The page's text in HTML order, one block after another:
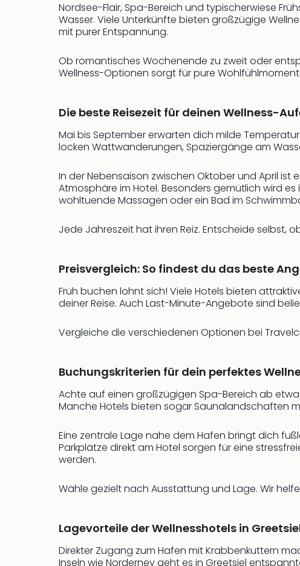
Nordsee-Flair, Spa-Bereich und typischerwiese
Wasser. Viele Unterkünfte bieten großzügige
mit purer Entspannung.
Ob romantisches Wochenende zu zweit oder
Wellness-Optionen sorgt für pure
Die beste Reisezeit für deinen Wellness-
Mai bis September erwarten dich milde
locken Wattwanderungen, Spaziergänge am
In der Nebensaison zwischen Oktober und April
Atmosphäre im Hotel. Besonders gemütlich wird
wohltuende Massagen oder ein Bad im
Jede Jahreszeit hat ihren Reiz. Entscheide selbst,
Preisvergleich: So findest du das beste
Früh buchen lohnt sich! Viele Hotels bieten
deiner Reise. Auch Last-Minute-Angebote sind
Vergleiche die verschiedenen Optionen bei
Buchungskriterien für dein perfektes
Achte auf einen großzügigen Spa-Bereich ab
Manche Hotels bieten sogar Saunalandschaften
Eine zentrale Lage nahe dem Hafen bringt dich
Parkplätze direkt am Hotel sorgen für eine
werden.
Wähle gezielt nach Ausstattung und Lage. Wir
Lagevorteile der Wellnesshotels in
Direkter Zugang zum Hafen mit Krabbenkuttern
Inseln wie Norderney geht es in Greetsiel